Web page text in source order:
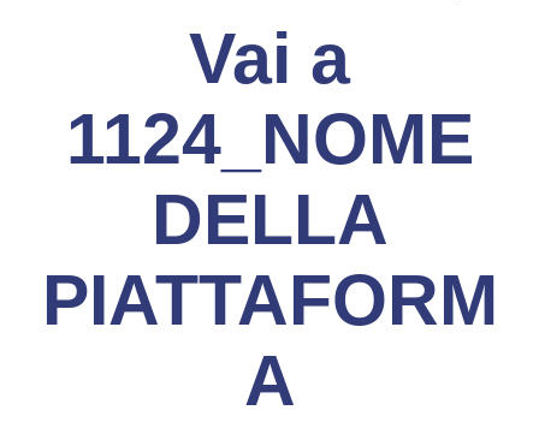
Vai a
1124_NOME
DELLA
PIATTAFORM
A